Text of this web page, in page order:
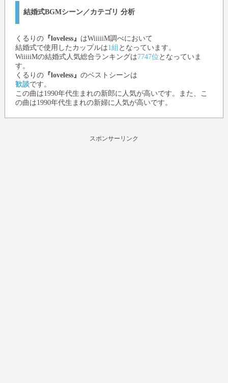
結婚式BGMシーン／カテゴリ 分析
くるり の『loveless』 はWiiiiiM調べにおいて
結婚式で使用したカップルは1組 となっています。
WiiiiiMの結婚式人気総合ランキングは7747位 となっていま
す。
くるり の『loveless』 のベストシーンは
歓談です。
この曲は1990年代生まれの新郎に人気が高いです。また、こ
の曲は1990年代生まれの新婦に人気が高いです。
スポンサーリンク